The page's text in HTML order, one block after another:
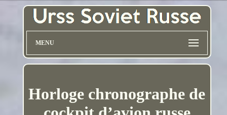
MENU
Horloge chronographe de